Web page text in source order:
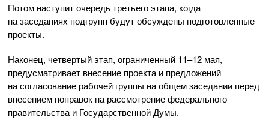
Потом наступит очередь третьего этапа, когда
на заседаниях подгрупп будут обсуждены подготовленные
проекты.
Наконец, четвертый этап, ограниченный 11–12 мая,
предусматривает внесение проекта и предложений
на согласование рабочей группы на общем заседании перед
внесением поправок на рассмотрение федерального
правительства и Государственной Думы.